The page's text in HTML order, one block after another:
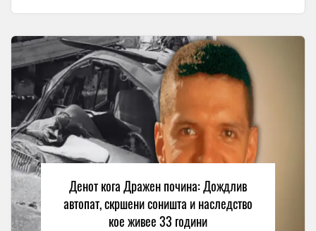
Денот кога Дражен почина: Дождлив
автопат, скршени соништа и наследство
кое живее 33 години